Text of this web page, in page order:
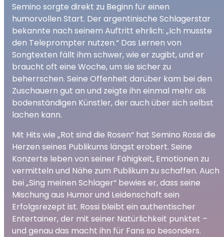
Semino sorgte direkt zu Beginn für einen
humorvollen Start. Der argentinische Schlagerstar
bekannte nach seinem Auftritt ehrlich: „Ich musste
den Teleprompter nutzen.“ Das Lernen von
Songtexten fällt ihm schwer, wie er zugibt, und er
braucht oft eine Woche, um sie sicher zu
beherrschen. Seine Offenheit darüber kam bei den
Zuschauern gut an und zeigte ihn einmal mehr als
bodenständigen Künstler, der auch über sich selbst
lachen kann.
Mit Hits wie „Rot sind die Rosen“ hat Semino Rossi die
Herzen seines Publikums längst erobert. Seine
Konzerte leben von seiner Fähigkeit, Emotionen zu
vermitteln und Nähe zum Publikum zu schaffen. Auch
bei „Sing meinen Schlager“ bewies er, dass seine
Mischung aus Humor und Leidenschaft sein
Erfolgsrezept ist. Rossi bleibt ein authentischer
Entertainer, der mit seiner Natürlichkeit punktet –
und genau das macht ihn für Fans so besonders.